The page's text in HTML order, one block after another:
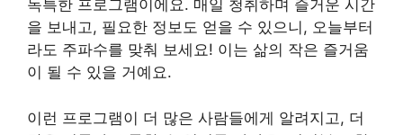
독특한 프로그램이에요. 매일 청취하며 즐거운 시간
을 보내고, 필요한 정보도 얻을 수 있으니, 오늘부터
라도 주파수를 맞춰 보세요! 이는 삶의 작은 즐거움
이 될 수 있을 거예요.
이런 프로그램이 더 많은 사람들에게 알려지고, 더